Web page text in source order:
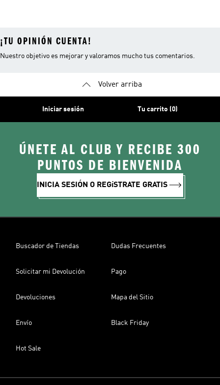
¡TU OPINIÓN CUENTA!
Nuestro objetivo es mejorar y valoramos mucho tus comentarios.
Volver arriba
Iniciar sesión Tu carrito (0)
ÚNETE AL CLUB Y RECIBE 300
PUNTOS DE BIENVENIDA
INICIA SESIÓN O REGíSTRATE GRATIS
Buscador de Tiendas Dudas Frecuentes
Solicitar mi Devolución Pago
Devoluciones Mapa del Sitio
Envío Black Friday
Hot Sale